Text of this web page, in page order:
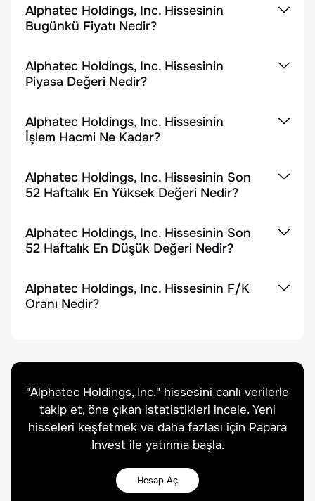
Alphatec Holdings, Inc. Hissesinin
Bugünkü Fiyatı Nedir?
Alphatec Holdings, Inc. Hissesinin
Piyasa Değeri Nedir?
Alphatec Holdings, Inc. Hissesinin
İşlem Hacmi Ne Kadar?
Alphatec Holdings, Inc. Hissesinin Son
52 Haftalık En Yüksek Değeri Nedir?
Alphatec Holdings, Inc. Hissesinin Son
52 Haftalık En Düşük Değeri Nedir?
Alphatec Holdings, Inc. Hissesinin F/K
Oranı Nedir?
"Alphatec Holdings, Inc." hissesini canlı verilerle
takip et, öne çıkan istatistikleri incele. Yeni
hisseleri keşfetmek ve daha fazlası için Papara
Invest ile yatırıma başla.
Hesap Aç